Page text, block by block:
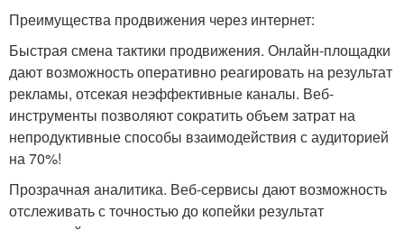
Преимущества продвижения через интернет:
Быстрая смена тактики продвижения. Онлайн-площадки
дают возможность оперативно реагировать на результат
рекламы, отсекая неэффективные каналы. Веб-
инструменты позволяют сократить объем затрат на
непродуктивные способы взаимодействия с аудиторией
на 70%!
Прозрачная аналитика. Веб-сервисы дают возможность
отслеживать с точностью до копейки результат